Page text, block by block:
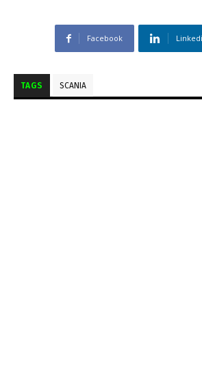
Facebook
TAGS SCANIA